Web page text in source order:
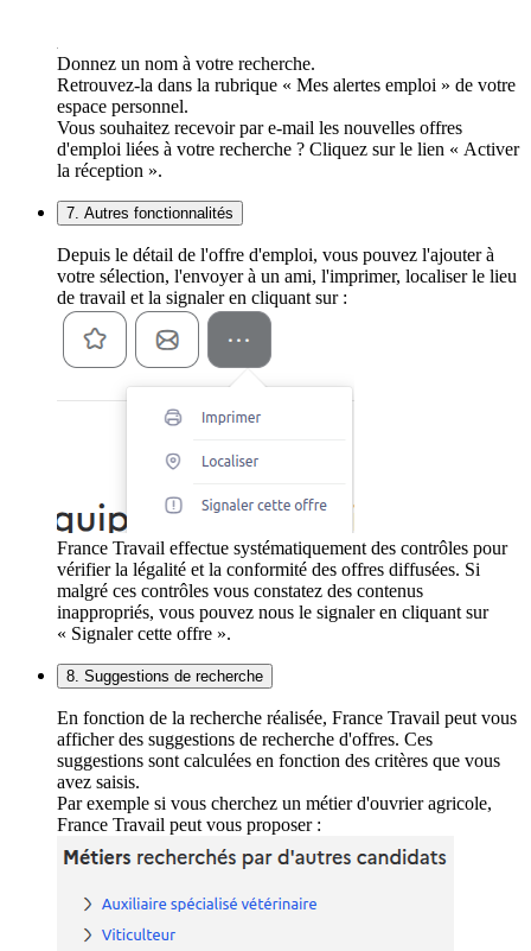
Donnez un nom à votre recherche.
Retrouvez-la dans la rubrique « Mes alertes emploi » de votre
espace personnel.
Vous souhaitez recevoir par e-mail les nouvelles offres
d'emploi liées à votre recherche ? Cliquez sur le lien « Activer
la réception ».
7. Autres fonctionnalités
Depuis le détail de l'offre d'emploi, vous pouvez l'ajouter à
votre sélection, l'envoyer à un ami, l'imprimer, localiser le lieu
de travail et la signaler en cliquant sur :
France Travail effectue systématiquement des contrôles pour
vérifier la légalité et la conformité des offres diffusées. Si
malgré ces contrôles vous constatez des contenus
inappropriés, vous pouvez nous le signaler en cliquant sur
« Signaler cette offre ».
8. Suggestions de recherche
En fonction de la recherche réalisée, France Travail peut vous
afficher des suggestions de recherche d'offres. Ces
suggestions sont calculées en fonction des critères que vous
avez saisis.
Par exemple si vous cherchez un métier d'ouvrier agricole,
France Travail peut vous proposer :